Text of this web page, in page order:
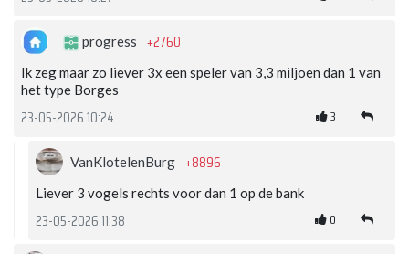
progress +2760
Ik zeg maar zo liever 3x een speler van 3,3 miljoen dan 1 van
het type Borges
23-05-2026 10:24 3
VanKlotelenBurg +8896
Liever 3 vogels rechts voor dan 1 op de bank
23-05-2026 11:38 0